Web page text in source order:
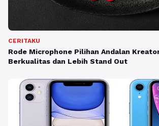
CERITAKU
Rode Microphone Pilihan Andalan
Berkualitas dan Lebih Stand Out